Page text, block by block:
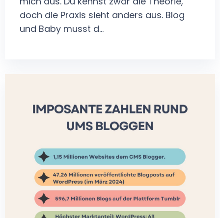
doch die Praxis sieht anders aus. Blog
und Baby musst d...